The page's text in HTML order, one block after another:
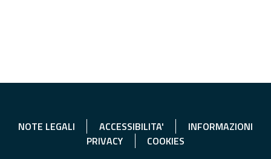
NOTE LEGALI ACCESSIBILITA'
INFORMAZIONI
PRIVACY
COOKIES